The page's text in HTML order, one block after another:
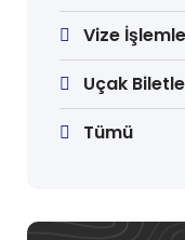
Vize
Uçak
Tümü